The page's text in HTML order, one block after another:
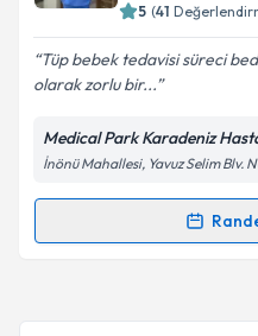
Kişisel verilerimin
Metni'ni okudum
kapsamda
5 (41
Tüp bebek tedavisi süreci
olarak zorlu bir...
Medical Park Karadeniz
İnönü Mahallesi, Yavuz Selim Blv.
Randevu Takvimi